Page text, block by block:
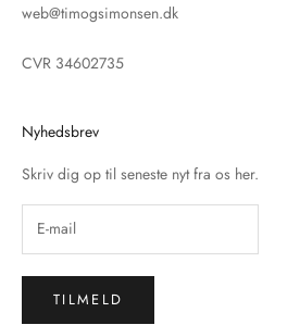
web@timogsimonsen.dk
CVR 34602735
Nyhedsbrev
Skriv dig op til seneste nyt fra os her.
TILMELD